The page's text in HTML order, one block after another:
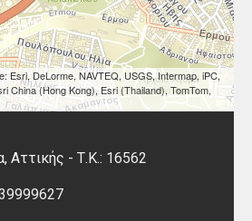
Αττικής - Τ.Κ.: 16562
Esri, DeLorme, NAVTEQ, USGS, Intermap, iPC,
China (Hong Kong), Esri (Thailand), TomTom,